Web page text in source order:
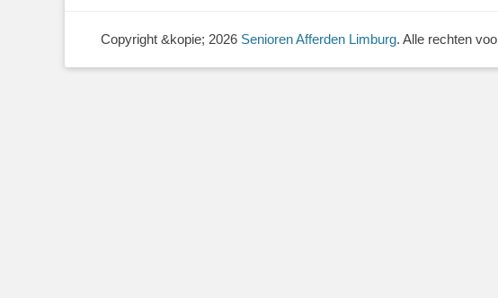
Copyright &kopie; 2026 Senioren Afferden Limburg. Alle rechten